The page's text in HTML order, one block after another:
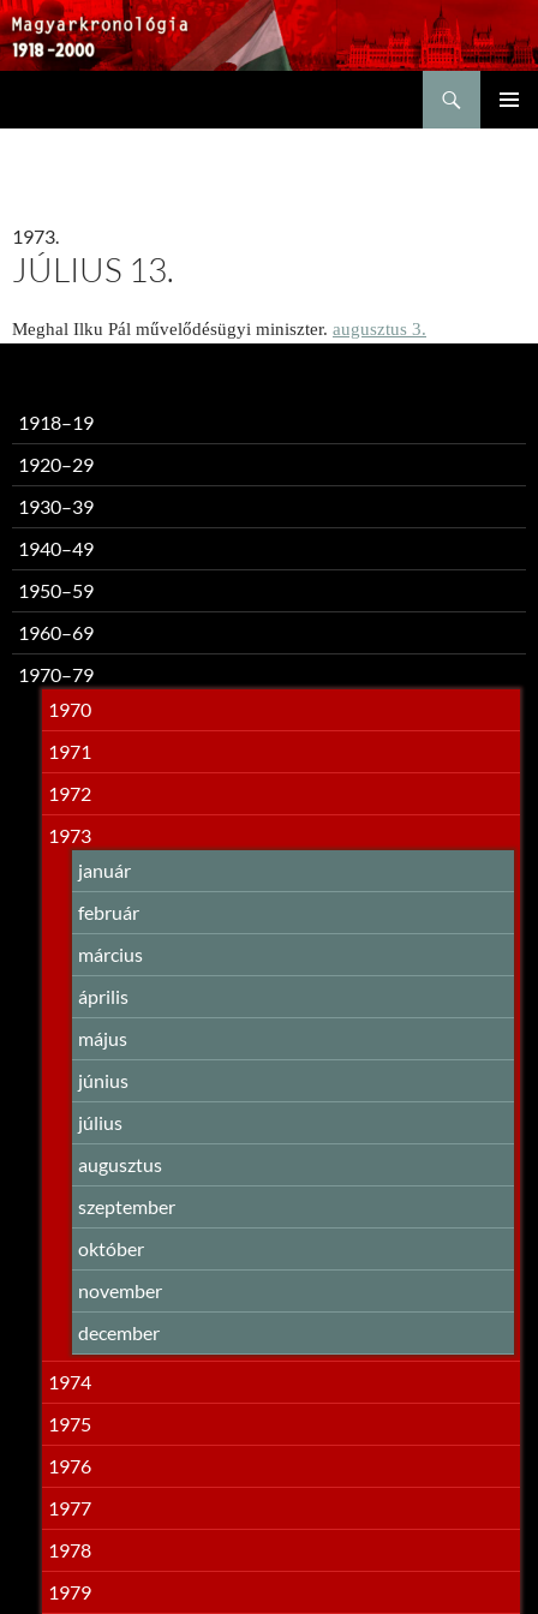
1973.
JÚLIUS 13.
Meghal Ilku Pál művelődésügyi miniszter. augusztus 3.
1918–19
1920–29
1930–39
1940–49
1950–59
1960–69
1970–79
1970
1971
1972
1973
január
február
március
április
május
június
július
augusztus
szeptember
október
november
december
1974
1975
1976
1977
1978
1979